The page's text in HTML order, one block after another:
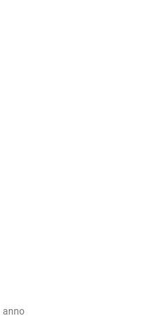
anno